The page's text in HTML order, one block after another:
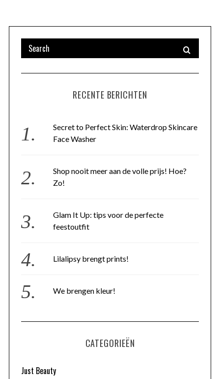
RECENTE BERICHTEN
Secret to Perfect Skin: Waterdrop Skincare
Face Washer
Shop nooit meer aan de volle prijs! Hoe?
Zo!
Glam It Up: tips voor de perfecte
feestoutfit
Lilalipsy brengt prints!
We brengen kleur!
CATEGORIEËN
Just Beauty